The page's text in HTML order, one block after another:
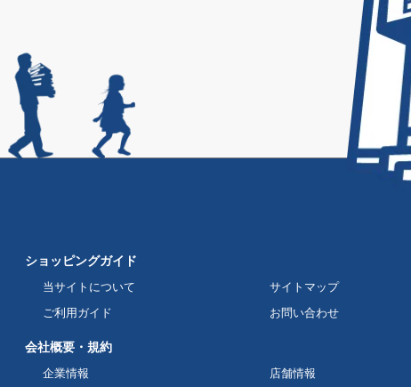
ショッピングガイド
当サイトについて サイトマップ
ご利用ガイド
お問い合わせ
会社概要・規約
企業情報 店舗情報